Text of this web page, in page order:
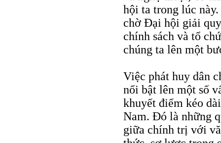
hội ta trong lúc
chờ Đại hội giải
chính sách và tổ
chúng ta lên một
Việc phát huy dân
nổi bật lên một số
khuyết điểm kéo
Nam. Đó là những
giữa chính trị với